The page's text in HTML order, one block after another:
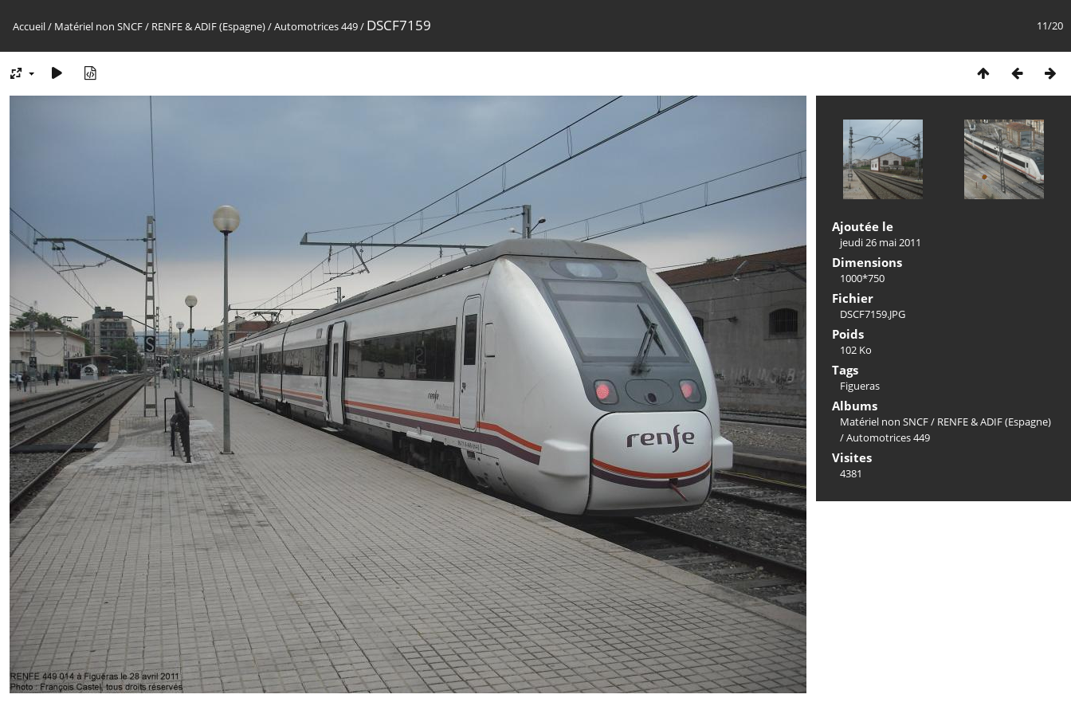
11/20
Accueil/ Matériel non SNCF/ RENFE & ADIF (Espagne)/Automotrices 449/ DSCF7159
Ajoutée le
jeudi 26 mai 2011
Dimensions
1000*750
Fichier
DSCF7159.JPG
Poids
102 Ko
Tags
Figueras
Albums
Matériel non SNCF/ RENFE & ADIF (Espagne)
/Automotrices 449
Visites
4381